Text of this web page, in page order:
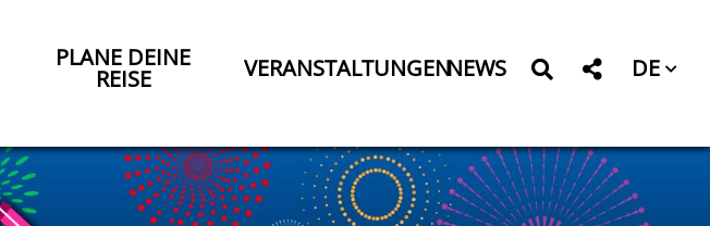
PLANE DEINE
REISE VERANSTALTUNGENNEWS DE